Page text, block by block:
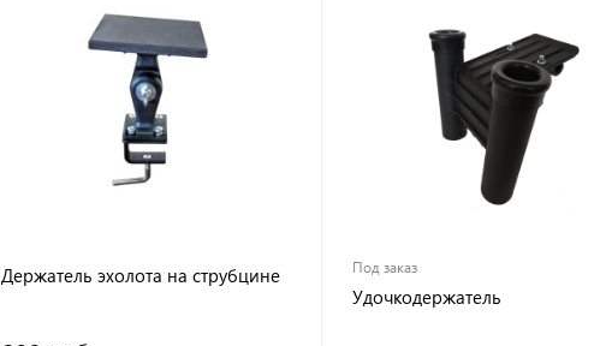
Держатель эхолота на струбцине Под заказ
Удочкодержатель